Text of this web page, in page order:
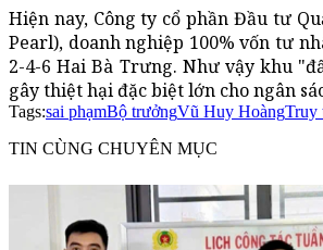
Hiện nay, Công ty cổ phần Đầu tư
Pearl), doanh nghiệp 100% vốn tư
2-4-6 Hai Bà Trưng. Như vậy khu
gây thiệt hại đặc biệt lớn cho ngân
Tags:sai phạmBộ trưởngVũ Huy HoàngTruy
TIN CÙNG CHUYÊN MỤC